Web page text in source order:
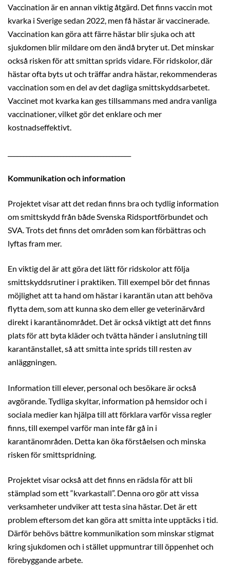
Vaccination är en annan viktig åtgärd. Det finns vaccin mot
kvarka i Sverige sedan 2022, men få hästar är vaccinerade.
Vaccination kan göra att färre hästar blir sjuka och att
sjukdomen blir mildare om den ändå bryter ut. Det minskar
också risken för att smittan sprids vidare. För ridskolor, där
hästar ofta byts ut och träffar andra hästar, rekommenderas
vaccination som en del av det dagliga smittskyddsarbetet.
Vaccinet mot kvarka kan ges tillsammans med andra vanliga
vaccinationer, vilket gör det enklare och mer
kostnadseffektivt.
Kommunikation och information
Projektet visar att det redan finns bra och tydlig information
om smittskydd från både Svenska Ridsportförbundet och
SVA. Trots det finns det områden som kan förbättras och
lyftas fram mer.
En viktig del är att göra det lätt för ridskolor att följa
smittskyddsrutiner i praktiken. Till exempel bör det finnas
möjlighet att ta hand om hästar i karantän utan att behöva
flytta dem, som att kunna sko dem eller ge veterinärvård
direkt i karantänområdet. Det är också viktigt att det finns
plats för att byta kläder och tvätta händer i anslutning till
karantänstallet, så att smitta inte sprids till resten av
anläggningen.
Information till elever, personal och besökare är också
avgörande. Tydliga skyltar, information på hemsidor och i
sociala medier kan hjälpa till att förklara varför vissa regler
finns, till exempel varför man inte får gå in i
karantänområden. Detta kan öka förståelsen och minska
risken för smittspridning.
Projektet visar också att det finns en rädsla för att bli
stämplad som ett “kvarkastall”. Denna oro gör att vissa
verksamheter undviker att testa sina hästar. Det är ett
problem eftersom det kan göra att smitta inte upptäcks i tid.
Därför behövs bättre kommunikation som minskar stigmat
kring sjukdomen och i stället uppmuntrar till öppenhet och
förebyggande arbete.